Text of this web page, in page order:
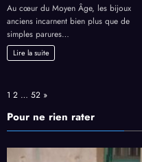
Au cœur du Moyen Âge, les bijoux
anciens incarnent bien plus que de
simples parures…
Lire la suite
Page:
1 2 … 52 Next
»
Pour ne rien rater